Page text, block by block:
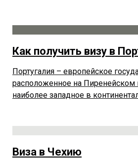
Как получить визу в
Португалия – европейское
расположенное на Пиренейском
наиболее западное в
Виза в Чехию